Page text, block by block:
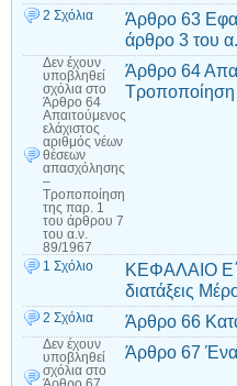
2 Σχόλια
Άρθρο 63
άρθρο 3 του
Δεν έχουν
υποβληθεί
σχόλια στο
Άρθρο 64
Απαιτούμενος
ελάχιστος
αριθμός νέων
θέσεων
απασχόλησης
–
Τροποποίηση
της παρ. 1
του άρθρου 7
του α.ν.
89/1967
Άρθρο 64
Τροποποίηση
1 Σχόλιο
ΚΕΦΑΛΑΙΟ Ε΄
διατάξεις
2 Σχόλια Άρθρο 66
Δεν έχουν
υποβληθεί
σχόλια στο
Άρθρο 67